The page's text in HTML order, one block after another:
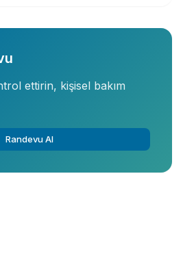
ettirin, kişisel bakım
Randevu Al